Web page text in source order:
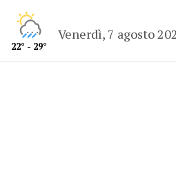
22° - 29°
Venerdì, 7 agosto